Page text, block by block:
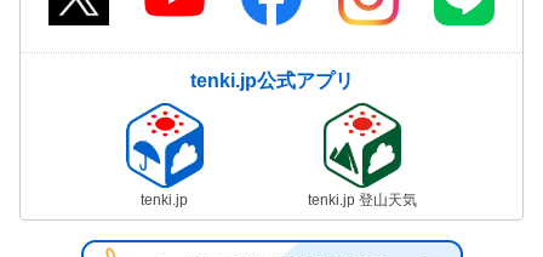
tenki.jp公式アプリ
tenki.jp tenki.jp 登山天気